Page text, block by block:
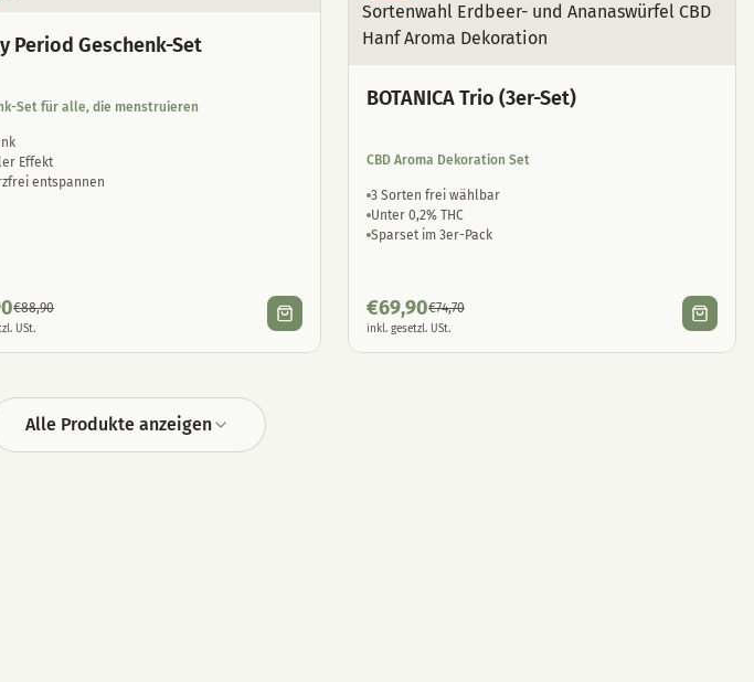
Period Geschenk-Set
Set für alle, die menstruieren
Effekt
entspannen
€88,90
USt.
BOTANICA Trio (3er-Set)
CBD Aroma Dekoration Set
3 Sorten frei wählbar
Unter 0,2% THC
Sparset im 3er-Pack
€69,90€74,70
inkl. gesetzl. USt.
Alle Produkte anzeigen